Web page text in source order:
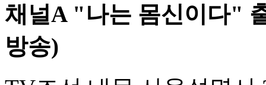
채널A "나는 몸신이다"
방송)